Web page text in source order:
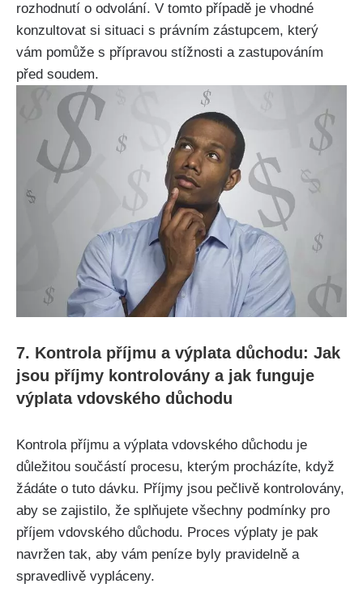
rozhodnutí o odvolání. V tomto případě je vhodné
konzultovat si situaci s právním zástupcem, který
vám pomůže s přípravou stížnosti a zastupováním
před soudem.
7. Kontrola příjmu a výplata důchodu: Jak
jsou příjmy kontrolovány a jak funguje
výplata vdovského důchodu
Kontrola příjmu a výplata vdovského důchodu je
důležitou součástí procesu, kterým procházíte, když
žádáte o tuto dávku. Příjmy jsou pečlivě kontrolovány,
aby se zajistilo, že splňujete všechny podmínky pro
příjem vdovského důchodu. Proces výplaty je pak
navržen tak, aby vám peníze byly pravidelně a
spravedlivě vypláceny.